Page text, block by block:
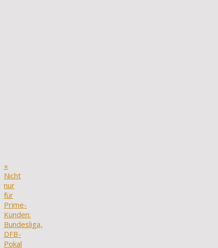
«
Nicht
nur
für
Prime-
Kunden:
Bundesliga,
DFB-
Pokal